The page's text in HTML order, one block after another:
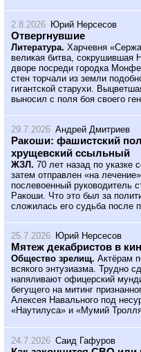
2.8.2026 Юрий Нерсесов
Отвергнувшие
Литература. Харчевня
великая битва, сокрушившая
дворе посреди городка
стен торчали из земли
гигантской старухи.
выносил с поля боя своего
29.7.2026 Андрей Дмитриев
Ракоши: фашистский
хрущевский ссыльный
ЖЗЛ. 70 лет назад по указке
затем отправлен «на
послевоенный руководитель
Ракоши. Что это был за
сложилась его судьба после
25.7.2026 Юрий Нерсесов
Мятеж декабристов в
Общество зрелищ. Актёрам
всякого энтузиазма. Трудно
напяливают офицерский
бегущего на митинг
Алексея Навального под
«Наутилуса» и «Мумий
24.7.2026 Саид Гафуров